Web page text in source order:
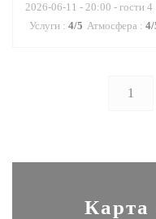
2026-06-11 - 20:00 - гости 4
Услуги : 4/5 Атмосфера : 4/
1
Карта